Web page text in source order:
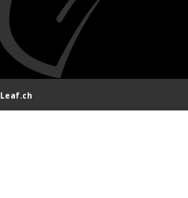
Leaf.ch